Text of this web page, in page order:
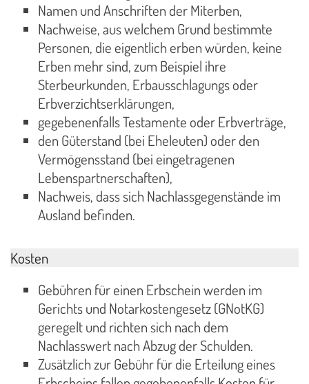
Namen und Anschriften der Miterben,
Nachweise, aus welchem Grund bestimmte
Personen, die eigentlich erben würden, keine
Erben mehr sind, zum Beispiel ihre
Sterbeurkunden, Erbausschlagungs oder
Erbverzichtserklärungen,
gegebenenfalls Testamente oder Erbverträge,
den Güterstand (bei Eheleuten) oder den
Vermögensstand (bei eingetragenen
Lebenspartnerschaften),
Nachweis, dass sich Nachlassgegenstände im
Ausland befinden.
Kosten
Gebühren für einen Erbschein werden im
Gerichts und Notarkostengesetz (GNotKG)
geregelt und richten sich nach dem
Nachlasswert nach Abzug der Schulden.
Zusätzlich zur Gebühr für die Erteilung eines